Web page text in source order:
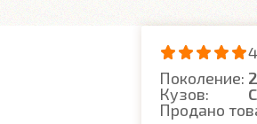
Поколение:
Кузов:
Продано